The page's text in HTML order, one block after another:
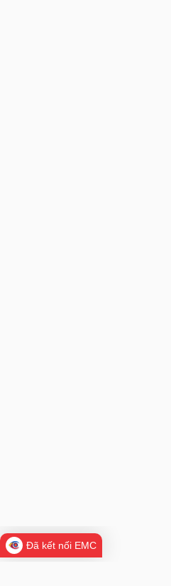
Đã kết nối EMC